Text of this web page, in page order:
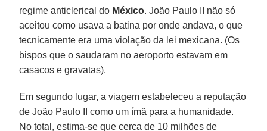
regime anticlerical do México. João Paulo II não só
aceitou como usava a batina por onde andava, o que
tecnicamente era uma violação da lei mexicana. (Os
bispos que o saudaram no aeroporto estavam em
casacos e gravatas).
Em segundo lugar, a viagem estabeleceu a reputação
de João Paulo II como um ímã para a humanidade.
No total, estima-se que cerca de 10 milhões de